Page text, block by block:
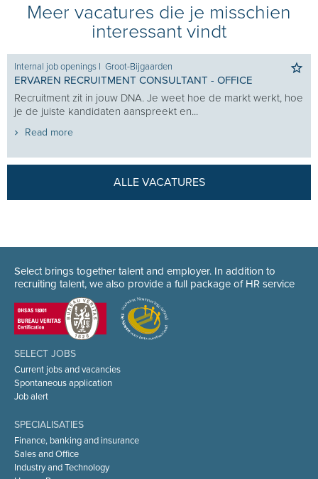
Meer vacatures die je misschien
interessant vindt
Internal job openings I Groot-Bijgaarden
ERVAREN RECRUITMENT CONSULTANT - OFFICE
Recruitment zit in jouw DNA. Je weet hoe de markt werkt, hoe
je de juiste kandidaten aanspreekt en...
Read more
ALLE VACATURES
Select brings together talent and employer. In addition to
recruiting talent, we also provide a full package of HR service
SELECT JOBS
Current jobs and vacancies
Spontaneous application
Job alert
SPECIALISATIES
Finance, banking and insurance
Sales and Office
Industry and Technology